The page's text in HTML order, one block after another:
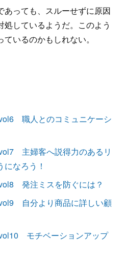
あっても、スルーせずに原因
しているようだ。このよう
いるのかもしれない。
職人とのコミュニケーシ
主婦客へ説得力のあるリ
なろう！
発注ミスを防ぐには？
自分より商品に詳しい顧
モチベーションアップ